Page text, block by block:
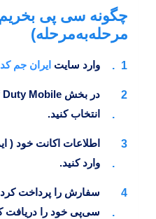
چگونه سی‌ پی
مرحله‌به‌مرحله)
وارد سایت ایران جم
در بخش Duty Mobile
انتخاب کنید.
اطلاعات اکانت خود (
وارد کنید.
سی‌پی خود را دریافت